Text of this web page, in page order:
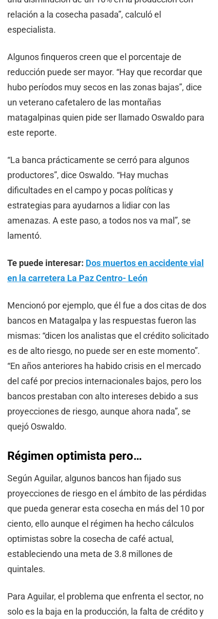
relación a la cosecha pasada”, calculó el
especialista.
Algunos finqueros creen que el porcentaje de
reducción puede ser mayor. “Hay que recordar que
hubo períodos muy secos en las zonas bajas”, dice
un veterano cafetalero de las montañas
matagalpinas quien pide ser llamado Oswaldo para
este reporte.
“La banca prácticamente se cerró para algunos
productores”, dice Oswaldo. “Hay muchas
dificultades en el campo y pocas políticas y
estrategias para ayudarnos a lidiar con las
amenazas. A este paso, a todos nos va mal”, se
lamentó.
Te puede interesar: Dos muertos en accidente vial
en la carretera La Paz Centro- León
Mencionó por ejemplo, que él fue a dos citas de dos
bancos en Matagalpa y las respuestas fueron las
mismas: “dicen los analistas que el crédito solicitado
es de alto riesgo, no puede ser en este momento”.
“En años anteriores ha habido crisis en el mercado
del café por precios internacionales bajos, pero los
bancos prestaban con alto intereses debido a sus
proyecciones de riesgo, aunque ahora nada”, se
quejó Oswaldo.
Régimen optimista pero…
Según Aguilar, algunos bancos han fijado sus
proyecciones de riesgo en el ámbito de las pérdidas
que pueda generar esta cosecha en más del 10 por
ciento, ello aunque el régimen ha hecho cálculos
optimistas sobre la cosecha de café actual,
estableciendo una meta de 3.8 millones de
quintales.
Para Aguilar, el problema que enfrenta el sector, no
solo es la baja en la producción, la falta de crédito y